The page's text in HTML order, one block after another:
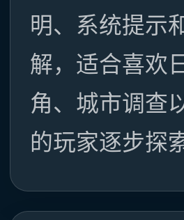
明、系统提示
解，适合喜欢
角、城市调查
的玩家逐步探